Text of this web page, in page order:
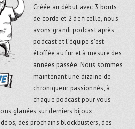
Créée au début avec 3 bouts
de corde et 2 de ficelle, nous
avons grandi podcast après
podcast et l’équipe s’est
étoffée au fur et à mesure des
années passée. Nous sommes
maintenant une dizaine de
chroniqueur passionnés, à
chaque podcast pour vous
glanées sur derniers bijoux
des prochains blockbusters, des